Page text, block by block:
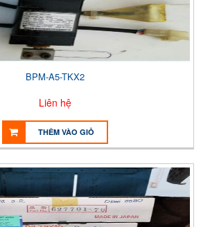
BPM-A5-TKX2
Liên hệ
THÊM VÀO GIỎ